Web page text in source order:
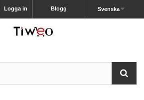
Svenska
Blogg
Logga in